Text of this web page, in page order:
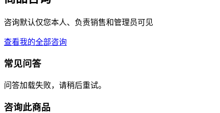
咨询默认仅您本人、负责销售和管理员可见
查看我的全部咨询
常见问答
问答加载失败，请稍后重试。
咨询此商品